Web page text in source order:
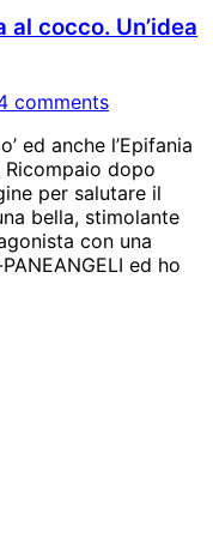
cocco. Un’idea
comments
ed anche l’Epifania
dopo
per salutare il
bella, stimolante
con una
ed ho